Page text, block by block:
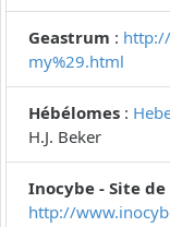
Geastrum :
my%29.html
Hébélomes :
H.J. Beker
Inocybe - Site
http://